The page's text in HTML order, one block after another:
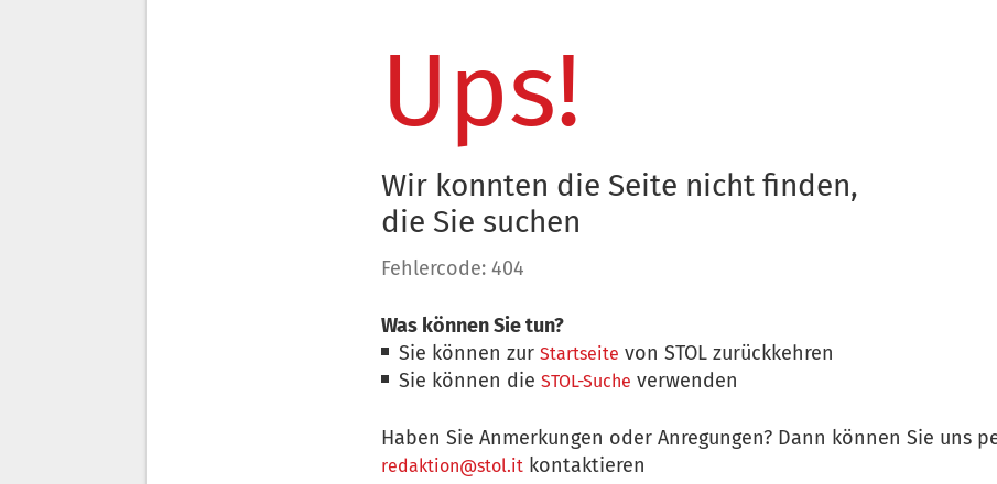
Ups!
Wir konnten die Seite nicht finden,
die Sie suchen
Fehlercode: 404
Was können Sie tun?
Sie können zurStartseite von STOL zurückkehren
Sie können dieSTOL-Suche verwenden
Haben Sie Anmerkungen oder Anregungen? Dann können Sie uns
redaktion@stol.it kontaktieren